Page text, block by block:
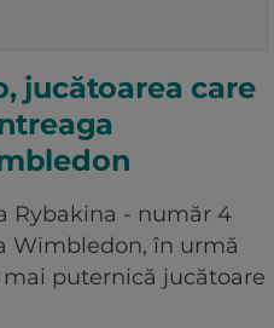
jucătoarea care
Rybakina - număr 4
Wimbledon, în urmă
puternică jucătoare